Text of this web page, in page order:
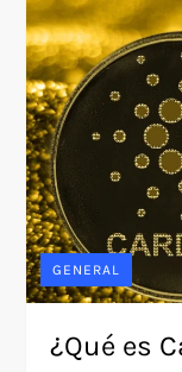
GENERAL
¿Qué es